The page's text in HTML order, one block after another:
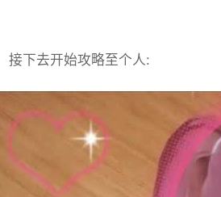
接下去开始攻略至个人: